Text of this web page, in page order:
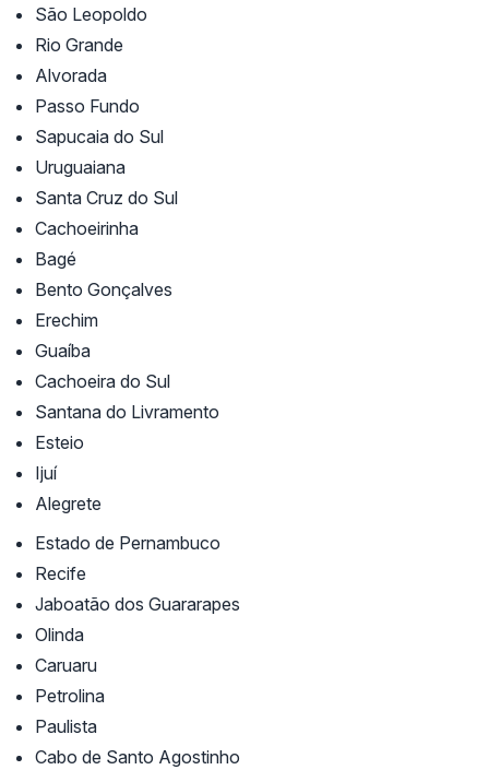
São Leopoldo
Rio Grande
Alvorada
Passo Fundo
Sapucaia do Sul
Uruguaiana
Santa Cruz do Sul
Cachoeirinha
Bagé
Bento Gonçalves
Erechim
Guaíba
Cachoeira do Sul
Santana do Livramento
Esteio
Ijuí
Alegrete
Estado de Pernambuco
Recife
Jaboatão dos Guararapes
Olinda
Caruaru
Petrolina
Paulista
Cabo de Santo Agostinho